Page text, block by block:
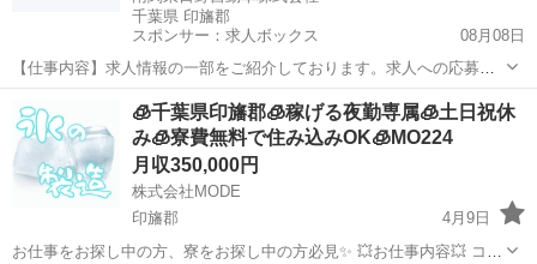
千葉県 印旛郡
スポンサー：求人ボックス
08月08日
【仕事内容】求人情報の一部をご紹介しております。求人への応募を
ご検討いただく際にはより詳細な内容をお伝えいたします。 情報確認
日:2026/08/07 求人ID:380940 南関東日野自動車株式会社 成田支店 大
型車業界内最高水...
🧊千葉県印旛郡🧊稼げる夜勤専属🧊土日祝休
み🧊寮費無料で住み込みOK🧊MO224
月収350,000円
株式会社MODE
印旛郡
4月9日
お仕事をお探し中の方、寮をお探し中の方必見✨ 💥お仕事内容💥 コン